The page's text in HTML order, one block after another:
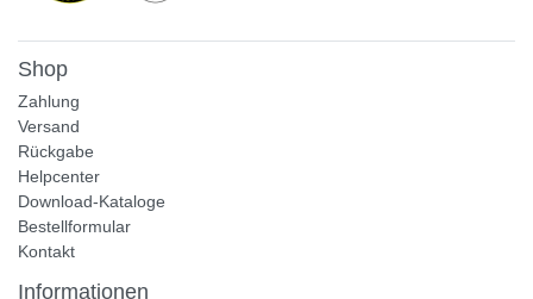
Shop
Zahlung
Versand
Rückgabe
Helpcenter
Download-Kataloge
Bestellformular
Kontakt
Informationen